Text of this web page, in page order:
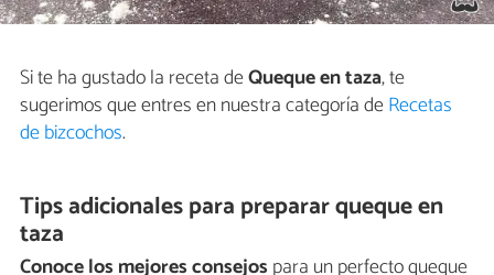
Si te ha gustado la receta deQueque en taza, te
sugerimos que entres en nuestra categoría deRecetas
de bizcochos.
Tips adicionales para preparar queque en
taza
Conoce los mejores consejos para un perfecto queque